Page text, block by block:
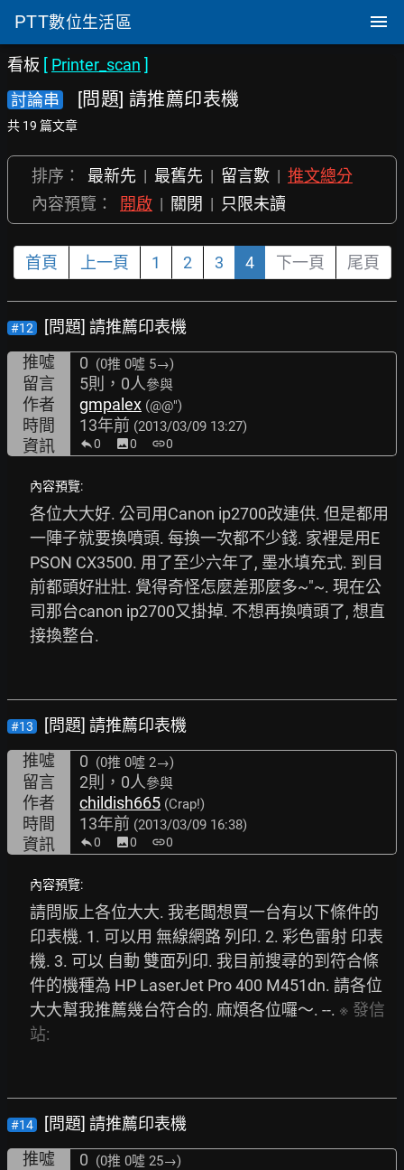
PTT數位生活區
看板 [ Printer_scan ]
討論串
[問題] 請推薦印表機
共 19 篇文章
排序： 最新先 | 最舊先 | 留言數 | 推文總分
內容預覽：
開啟 | 關閉 | 只限未讀
首頁 上一頁 1 2 3 4 下一頁 尾頁
#12
[問題] 請推薦印表機
推噓
0 (0推 0噓 5→)
留言 5則，0人參與
作者 gmpalex (@@")
時間 13年前 (2013/03/09 13:27)
資訊 0 image0 link0
內容預覽:
各位大大好. 公司用Canon ip2700改連供. 但是都用
一陣子就要換噴頭. 每換一次都不少錢. 家裡是用E
PSON CX3500. 用了至少六年了, 墨水填充式. 到目
前都頭好壯壯. 覺得奇怪怎麼差那麼多~"~. 現在公
司那台canon ip2700又掛掉. 不想再換噴頭了, 想直
接換整台.
#13
[問題] 請推薦印表機
推噓
0 (0推 0噓 2→)
留言 2則，0人參與
作者 childish665 (Crap!)
時間 13年前 (2013/03/09 16:38)
資訊 0 image0 link0
內容預覽:
請問版上各位大大. 我老闆想買一台有以下條件的
印表機. 1. 可以用 無線網路 列印. 2. 彩色雷射 印表
機. 3. 可以 自動 雙面列印. 我目前搜尋的到符合條
件的機種為 HP LaserJet Pro 400 M451dn. 請各位
大大幫我推薦幾台符合的. 麻煩各位囉～. --. ※ 發信
站:
#14
[問題] 請推薦印表機
推噓
0 (0推 0噓 25→)